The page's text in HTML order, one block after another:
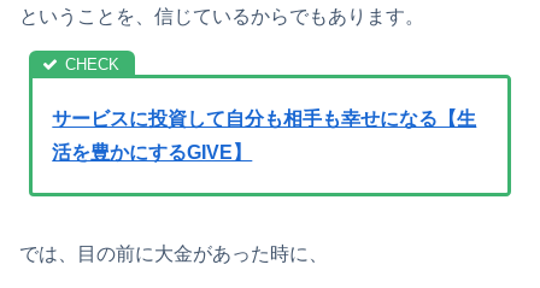
ということを、信じているからでもあります。
サービスに投資して自分も相手も幸せになる【生
活を豊かにするGIVE】
では、目の前に大金があった時に、